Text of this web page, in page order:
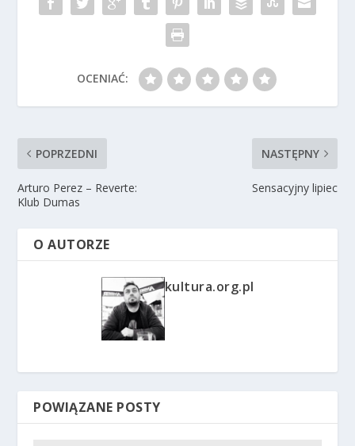
OCENIAĆ:
POPRZEDNI
Arturo Perez – Reverte:
Klub Dumas
NASTĘPNY
Sensacyjny lipiec
O AUTORZE
kultura.org.pl
POWIĄZANE POSTY